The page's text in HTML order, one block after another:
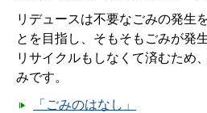
リデュースは不要なごみの発生
とを目指し、そもそもごみが発
リサイクルもしなくて済むため
みです。
「ごみのはなし」